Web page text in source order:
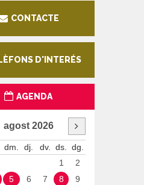
CONTACTE
D'INTERÉS
AGENDA
agost 2026
dm. dj. dv. ds.
dg.
1
2
5 6 7 8
9